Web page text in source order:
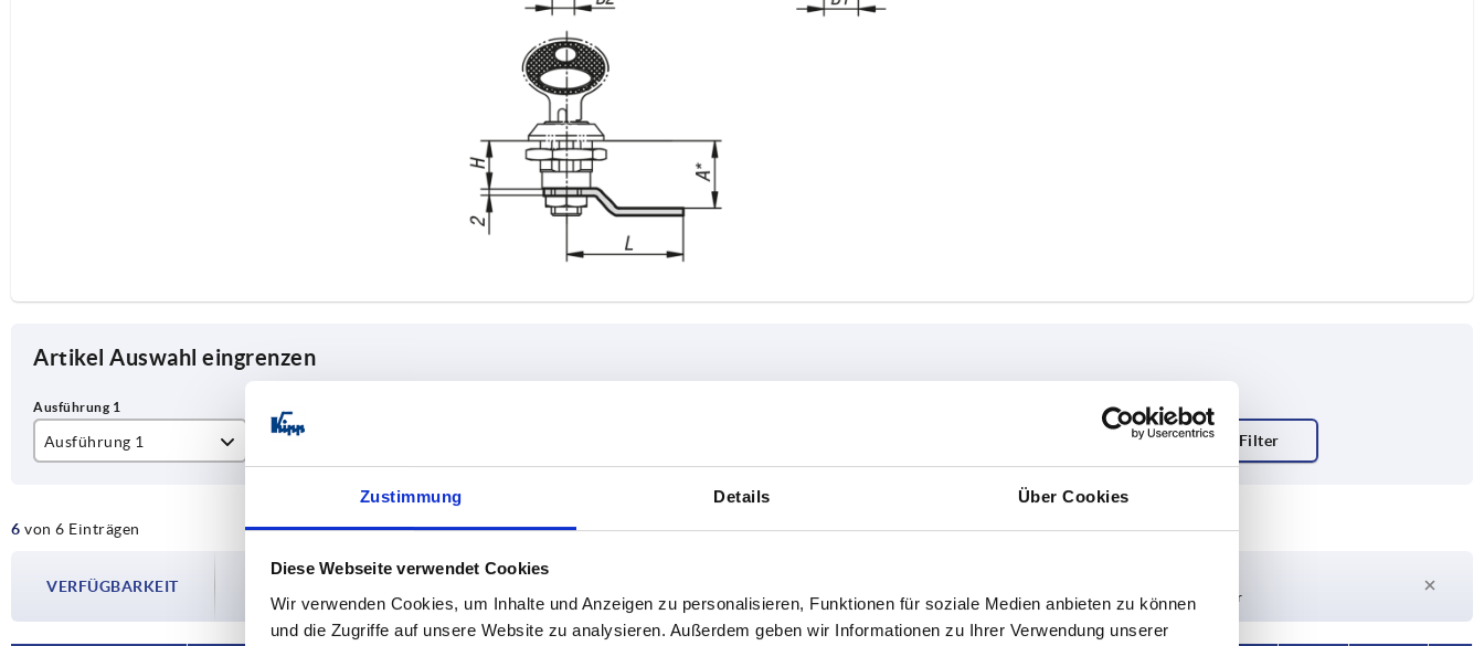
Zustimmung Details Über Cookies
Diese Webseite verwendet Cookies
Wir verwenden Cookies, um Inhalte und Anzeigen zu personalisieren, Funktionen für soziale Medien anbieten zu können
und die Zugriffe auf unsere Website zu analysieren. Außerdem geben wir Informationen zu Ihrer Verwendung unserer
Artikel Auswahl eingrenzen
Ausführung 1 Ausführung 2
nach oben gekröpft
nach unten gekröpft
B
6 von 6 Einträgen TABELLE VERGRÖSSERN
VERFÜGBARKEIT
Die Verfügbarkeiten werden in regelmäßigen Abständen mehrmals täglich aktualisiert.
Versanddatum.
4-20 Tage
Derzeit nicht auf Lager